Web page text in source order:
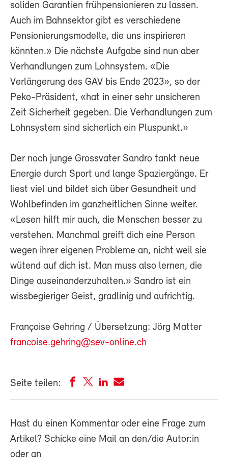
soliden Garantien frühpensionieren zu lassen.
Auch im Bahnsektor gibt es verschiedene
Pensionierungsmodelle, die uns inspirieren
könnten.» Die nächste Aufgabe sind nun aber
Verhandlungen zum Lohnsystem. «Die
Verlängerung des GAV bis Ende 2023», so der
Peko-Präsident, «hat in einer sehr unsicheren
Zeit Sicherheit gegeben. Die Verhandlungen zum
Lohnsystem sind sicherlich ein Pluspunkt.»
Der noch junge Grossvater Sandro tankt neue
Energie durch Sport und lange Spaziergänge. Er
liest viel und bildet sich über Gesundheit und
Wohlbefinden im ganzheitlichen Sinne weiter.
«Lesen hilft mir auch, die Menschen besser zu
verstehen. Manchmal greift dich eine Person
wegen ihrer eigenen Probleme an, nicht weil sie
wütend auf dich ist. Man muss also lernen, die
Dinge auseinanderzuhalten.» Sandro ist ein
wissbegieriger Geist, gradlinig und aufrichtig.
Françoise Gehring / Übersetzung: Jörg Matter
francoise.gehring@sev-online.ch
Seite teilen:
Hast du einen Kommentar oder eine Frage zum
Artikel? Schicke eine Mail an den/die Autor:in
oder an